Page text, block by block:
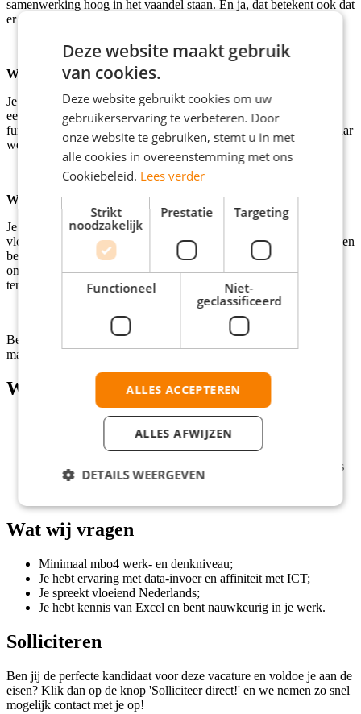
samenwerking hoog in het vaandel staan. En ja, dat betekent ook dat
er ruimte is voor leuke borrels na een productieve week!
Wat bieden wij jou?
Je ontvangt een aantrekkelijk salaris van € 14,71 bruto per uur en
een reiskostenvergoeding van € 0,23 per kilometer. Deze tijdelijke
functie is per direct voor 2 - 3 maanden, maar als jij jezelf onmisbaar
weet te maken, is er een kans op verlenging!
Wie ben jij?
Je beschikt over minimaal mbo4 werk- en denkniveau en spreekt
vloeiend Nederlands. Je hebt een sterke focus op nauwkeurigheid en
bent in staat om taken met precisie uit te voeren. Dit is jouw kans
om je vaardigheden verder te ontwikkelen in een groeiende sector,
terwijl je bijdraagt aan de efficiëntie van het bedrijf.
Ben jij klaar om de uitdaging aan te gaan? Solliciteer dan nu en
maak deel uit van het team in Amsterdam.
Wat wij bieden
Een aantrekkelijk bruto-uurloon van € 14,71;
Reiskostenvergoeding van € 0,23 per kilometer;
Een tijdelijke fulltime functie voor 2 - 3 maanden, met de
mogelijkheid om bij de opdrachtgever in dienst te komen als
je jezelf onmisbaar maakt;
Wat wij vragen
Minimaal mbo4 werk- en denkniveau;
Je hebt ervaring met data-invoer en affiniteit met ICT;
Je spreekt vloeiend Nederlands;
Je hebt kennis van Excel en bent nauwkeurig in je werk.
Solliciteren
Ben jij de perfecte kandidaat voor deze vacature en voldoe je aan de
eisen? Klik dan op de knop 'Solliciteer direct!' en we nemen zo snel
mogelijk contact met je op!
Deze website maakt gebruik
van cookies.
Deze website gebruikt cookies om uw
gebruikerservaring te verbeteren. Door
onze website te gebruiken, stemt u in met
alle cookies in overeenstemming met ons
Cookiebeleid. Lees verder
Strikt
noodzakelijk
Prestatie Targeting
Functioneel
Niet-
geclassificeerd
ALLES ACCEPTEREN
ALLES AFWIJZEN
DETAILS WEERGEVEN